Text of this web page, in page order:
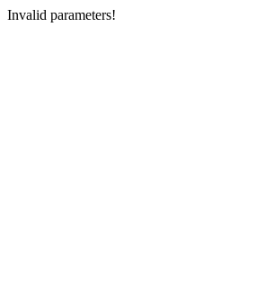
Invalid parameters!